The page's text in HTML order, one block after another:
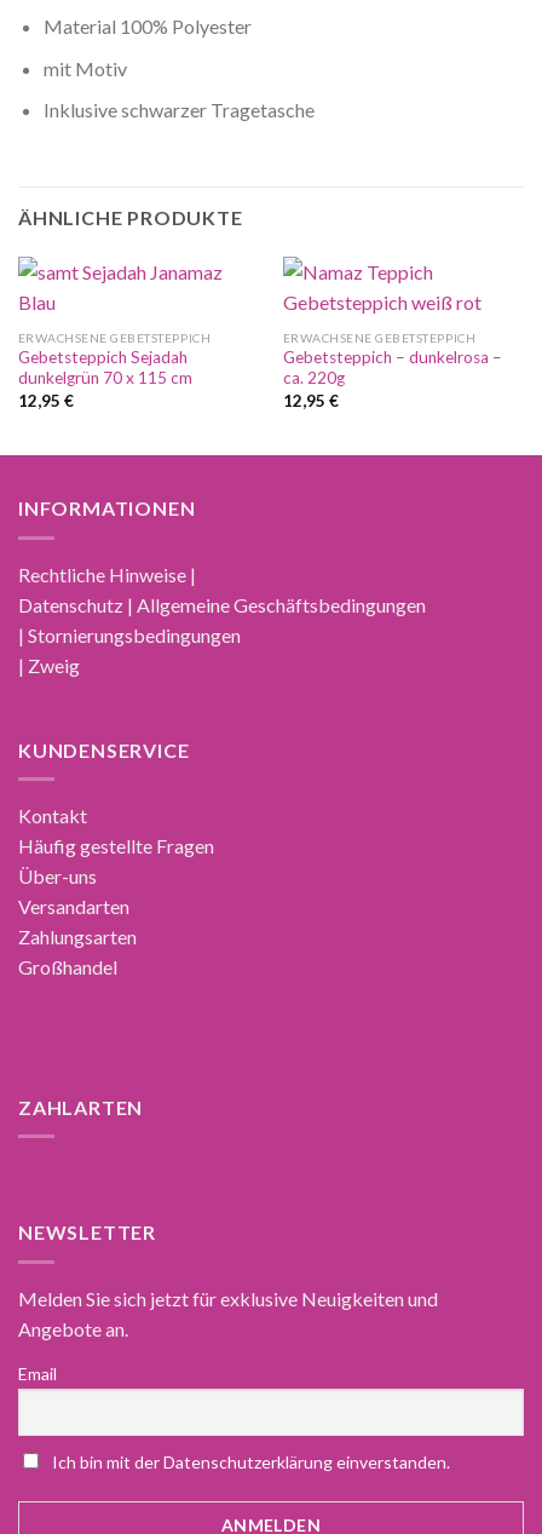
Material 100% Polyester
mit Motiv
Inklusive schwarzer Tragetasche
ÄHNLICHE PRODUKTE
ERWACHSENE GEBETSTEPPICH
Gebetsteppich Sejadah
dunkelgrün 70 x 115 cm
12,95 €
ERWACHSENE GEBETSTEPPICH
Gebetsteppich – dunkelrosa –
ca. 220g
12,95 €
INFORMATIONEN
Rechtliche Hinweise |
Datenschutz | Allgemeine Geschäftsbedingungen
| Stornierungsbedingungen
| Zweig
KUNDENSERVICE
Kontakt
Häufig gestellte Fragen
Über-uns
Versandarten
Zahlungsarten
Großhandel
ZAHLARTEN
NEWSLETTER
Melden Sie sich jetzt für exklusive Neuigkeiten und
Angebote an.
Email
Ich bin mit der Datenschutzerklärung einverstanden.